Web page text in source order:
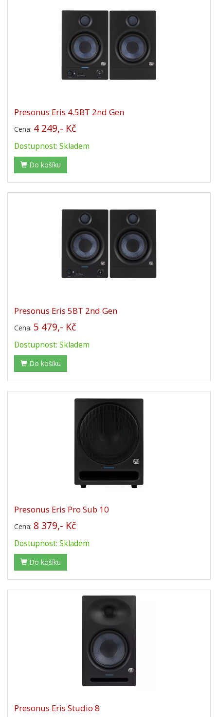
Presonus Eris 4.5BT 2nd Gen
Cena: 4 249,- Kč
Dostupnost: Skladem
Do košíku
Presonus Eris 5BT 2nd Gen
Cena: 5 479,- Kč
Dostupnost: Skladem
Do košíku
Presonus Eris Pro Sub 10
Cena: 8 379,- Kč
Dostupnost: Skladem
Do košíku
Presonus Eris Studio 8